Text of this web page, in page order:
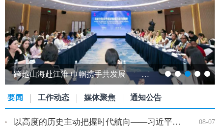
跨越山海赴江淮 巾帼携手共发展——发展中国家女性创新创业能力提升研修班…
要闻 工作动态 媒体聚焦 通知公告
08-07
以高度的历史主动把握时代航向——习近平党建思想理论品格系列述…